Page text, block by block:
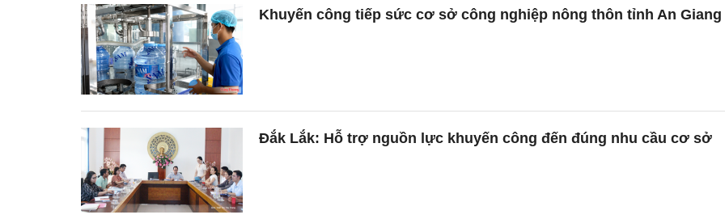
Khuyến công tiếp sức cơ sở công nghiệp nông thôn tỉnh An Giang
Đắk Lắk: Hỗ trợ nguồn lực khuyến công đến đúng nhu cầu cơ sở